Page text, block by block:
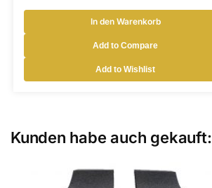
In den Warenkorb
Add to Compare
Add to Wishlist
Kunden habe auch gekauft: